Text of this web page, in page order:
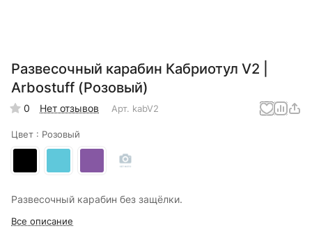
Развесочный карабин Кабриотул V2 |
Arbostuff (Розовый)
0 Нет отзывов Арт. kabV2
Цвет : Розовый
Развесочный карабин без защёлки.
Все описание